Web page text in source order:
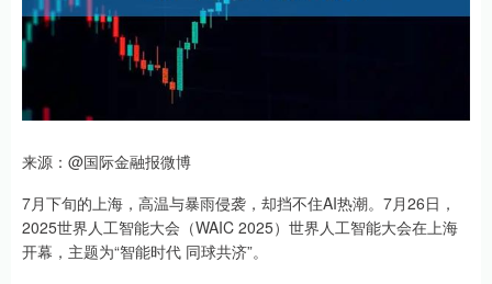
来源：@国际金融报微博
7月下旬的上海，高温与暴雨侵袭，却挡不住AI热潮。7月26日，
2025世界人工智能大会（WAIC 2025）世界人工智能大会在上海
开幕，主题为“智能时代 同球共济”。